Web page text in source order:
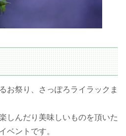
お祭り、さっぽろライラックま
しんだり美味しいものを頂いた
ベントです。